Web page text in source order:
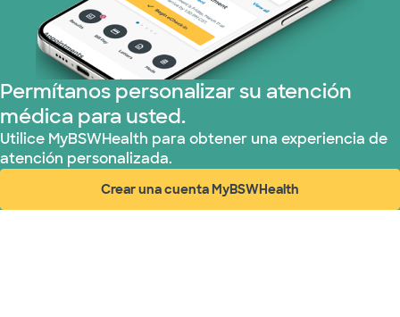
Permítanos personalizar su atención
médica para usted.
Utilice MyBSWHealth para obtener una experiencia de
atención personalizada.
Crear una cuenta MyBSWHealth
(abre en ventana nueva)